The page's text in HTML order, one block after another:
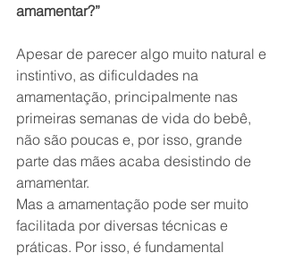
amamentar?”
Apesar de parecer algo muito natural e
instintivo, as dificuldades na
amamentação, principalmente nas
primeiras semanas de vida do bebê,
não são poucas e, por isso, grande
parte das mães acaba desistindo de
amamentar.
Mas a amamentação pode ser muito
facilitada por diversas técnicas e
práticas. Por isso, é fundamental